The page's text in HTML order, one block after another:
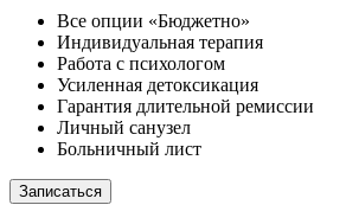
Все опции «Бюджетно»
Индивидуальная терапия
Работа с психологом
Усиленная детоксикация
Гарантия длительной ремиссии
Личный санузел
Больничный лист
Записаться